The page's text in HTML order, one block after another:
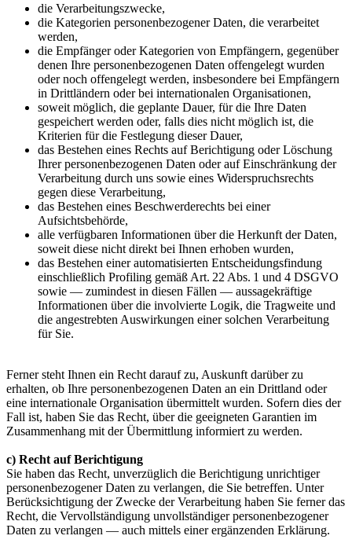
die Verarbeitungszwecke,
die Kategorien personenbezogener Daten, die verarbeitet
werden,
die Empfänger oder Kategorien von Empfängern, gegenüber
denen Ihre personenbezogenen Daten offengelegt wurden
oder noch offengelegt werden, insbesondere bei Empfängern
in Drittländern oder bei internationalen Organisationen,
soweit möglich, die geplante Dauer, für die Ihre Daten
gespeichert werden oder, falls dies nicht möglich ist, die
Kriterien für die Festlegung dieser Dauer,
das Bestehen eines Rechts auf Berichtigung oder Löschung
Ihrer personenbezogenen Daten oder auf Einschränkung der
Verarbeitung durch uns sowie eines Widerspruchsrechts
gegen diese Verarbeitung,
das Bestehen eines Beschwerderechts bei einer
Aufsichtsbehörde,
alle verfügbaren Informationen über die Herkunft der Daten,
soweit diese nicht direkt bei Ihnen erhoben wurden,
das Bestehen einer automatisierten Entscheidungsfindung
einschließlich Profiling gemäß Art. 22 Abs. 1 und 4 DSGVO
sowie — zumindest in diesen Fällen — aussagekräftige
Informationen über die involvierte Logik, die Tragweite und
die angestrebten Auswirkungen einer solchen Verarbeitung
für Sie.
Ferner steht Ihnen ein Recht darauf zu, Auskunft darüber zu
erhalten, ob Ihre personenbezogenen Daten an ein Drittland oder
eine internationale Organisation übermittelt wurden. Sofern dies der
Fall ist, haben Sie das Recht, über die geeigneten Garantien im
Zusammenhang mit der Übermittlung informiert zu werden.
c) Recht auf Berichtigung
Sie haben das Recht, unverzüglich die Berichtigung unrichtiger
personenbezogener Daten zu verlangen, die Sie betreffen. Unter
Berücksichtigung der Zwecke der Verarbeitung haben Sie ferner das
Recht, die Vervollständigung unvollständiger personenbezogener
Daten zu verlangen — auch mittels einer ergänzenden Erklärung.